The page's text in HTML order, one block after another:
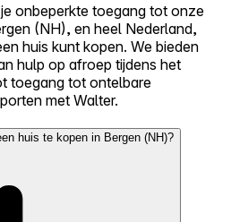
onbeperkte toegang tot onze
(NH), en heel Nederland,
huis kunt kopen. We bieden
hulp op afroep tijdens het
toegang tot ontelbare
met Walter.
huis te kopen in Bergen (NH)?